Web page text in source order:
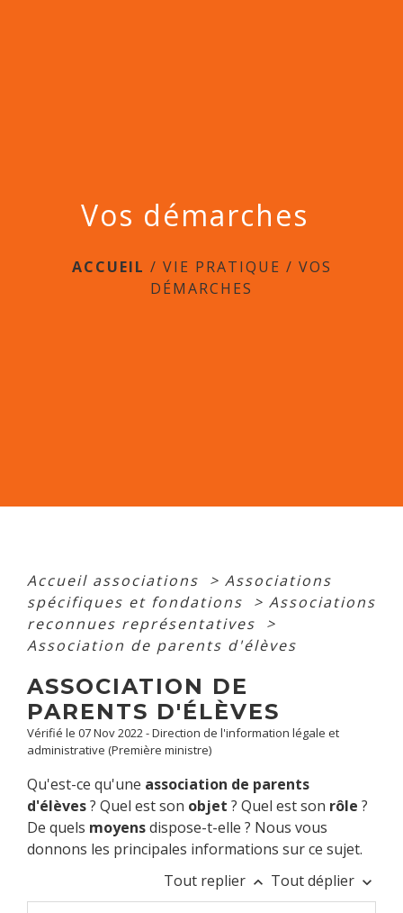
Vos démarches
ACCUEIL / VIE PRATIQUE / VOS
DÉMARCHES
Accueil associations > Associations
spécifiques et fondations
> Associations
reconnues représentatives
>
Association de parents d'élèves
ASSOCIATION DE
PARENTS D'ÉLÈVES
Vérifié le 07 Nov 2022 - Direction de l'information légale et
administrative (Première ministre)
Qu'est-ce qu'une association de parents
d'élèves? Quel est son objet ? Quel est son rôle ?
De quels moyensdispose-t-elle ? Nous vous
donnons les principales informations sur ce sujet.
Tout replier keyboard_arrow_up Tout déplier keyboard_arrow_down